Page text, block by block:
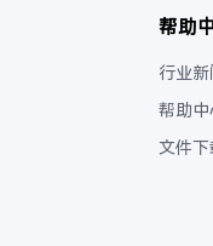
帮助
行业新
帮助中
文件下